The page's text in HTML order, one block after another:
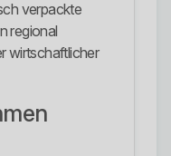
verpackte
regional
wirtschaftlicher